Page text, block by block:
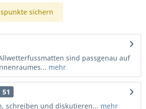
sichern
sind passgenau auf
mehr
51
schreiben und diskutieren... mehr